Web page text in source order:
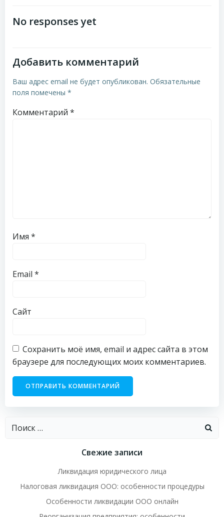
по
No responses yet
Добавить комментарий
Ваш адрес email не будет опубликован. Обязательные
поля помечены *
Комментарий *
Имя *
Email *
Сайт
Сохранить моё имя, email и адрес сайта в этом
браузере для последующих моих комментариев.
Найти:
Свежие записи
Ликвидация юридического лица
Налоговая ликвидация ООО: особенности процедуры
Особенности ликвидации ООО онлайн